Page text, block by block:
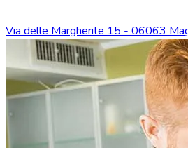
Via delle Margherite 15 - 06063